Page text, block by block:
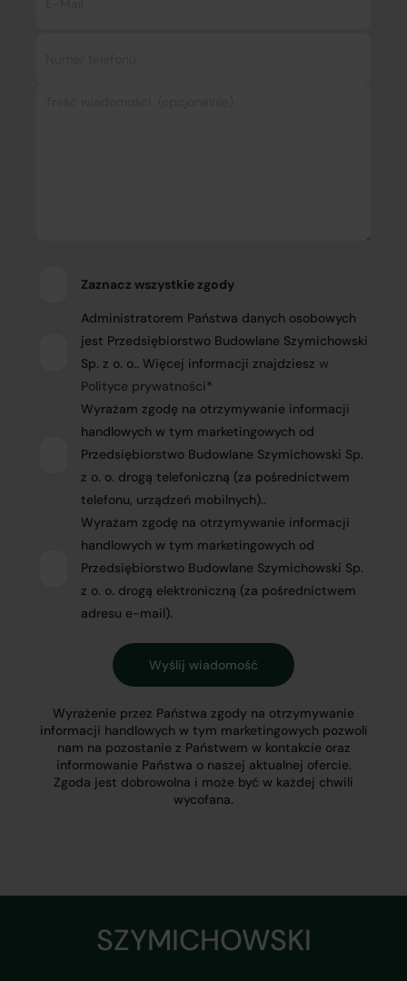
Zaznacz wszystkie zgody
Administratorem Państwa danych osobowych
jest Przedsiębiorstwo Budowlane Szymichowski
Sp. z o. o.. Więcej informacji znajdziesz w
Polityce prywatności*
Wyrażam zgodę na otrzymywanie informacji
handlowych w tym marketingowych od
Przedsiębiorstwo Budowlane Szymichowski Sp.
z o. o. drogą telefoniczną (za pośrednictwem
telefonu, urządzeń mobilnych)..
Wyrażam zgodę na otrzymywanie informacji
handlowych w tym marketingowych od
Przedsiębiorstwo Budowlane Szymichowski Sp.
z o. o. drogą elektroniczną (za pośrednictwem
adresu e-mail).
Wyrażenie przez Państwa zgody na otrzymywanie
informacji handlowych w tym marketingowych pozwoli
nam na pozostanie z Państwem w kontakcie oraz
informowanie Państwa o naszej aktualnej ofercie.
Zgoda jest dobrowolna i może być w każdej chwili
wycofana.
SZYMICHOWSKI